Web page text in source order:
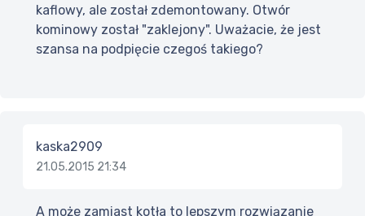
kaflowy, ale został zdemontowany. Otwór
kominowy został "zaklejony". Uważacie, że jest
szansa na podpięcie czegoś takiego?
kaska2909
21.05.2015 21:34
A może zamiast kotła to lepszym rozwiązanie